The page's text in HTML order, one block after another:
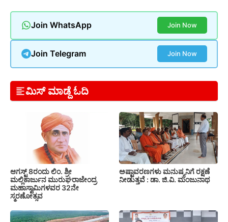
Join WhatsApp Join Now
Join Telegram Join Now
ಮಿಸ್ ಮಾಡ್ದೆ ಓದಿ
ಆಗಸ್ಟ್ 8ರಂದು ಲಿಂ. ಶ್ರೀ
ಮಲ್ಲಿಕಾರ್ಜುನ ಮುರುಘರಾಜೇಂದ್ರ
ಮಹಾಸ್ವಾಮಿಗಳವರ 32ನೇ
ಸ್ಮರಣೋತ್ಸವ
ಅಷ್ಟಾವರಣಗಳು ಮನುಷ್ಯನಿಗೆ ರಕ್ಷಣೆ
ನೀಡುತ್ತವೆ : ಡಾ. ಜಿ.ವಿ. ಮಂಜುನಾಥ